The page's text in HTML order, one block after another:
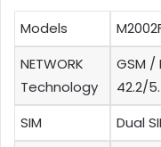
Models
NETWORK
Technology
GSM /
42.2/
SIM
Dual